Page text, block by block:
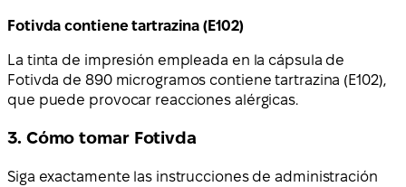
Fotivda contiene tartrazina (E102)
La tinta de impresión empleada en la cápsula de
Fotivda de 890 microgramos contiene tartrazina (E102),
que puede provocar reacciones alérgicas.
3. Cómo tomar Fotivda
Siga exactamente las instrucciones de administración